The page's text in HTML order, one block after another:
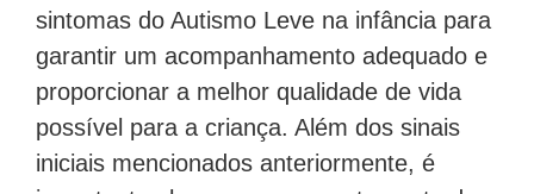
sintomas do Autismo Leve na infância para
garantir um acompanhamento adequado e
proporcionar a melhor qualidade de vida
possível para a criança. Além dos sinais
iniciais mencionados anteriormente, é